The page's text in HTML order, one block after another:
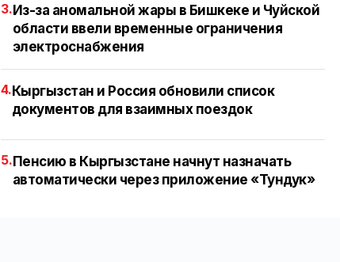
3. Из-за аномальной жары в Бишкеке и Чуйской
области ввели временные ограничения
электроснабжения
4. Кыргызстан и Россия обновили список
документов для взаимных поездок
5.Пенсию в Кыргызстане начнут назначать
автоматически через приложение «Тундук»